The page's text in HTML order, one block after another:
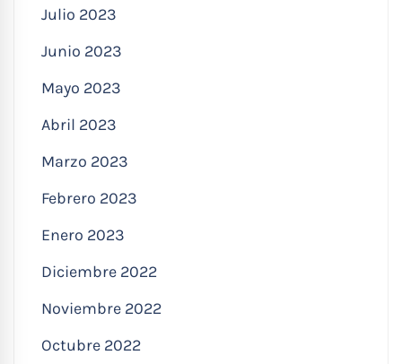
Julio 2023
Junio 2023
Mayo 2023
Abril 2023
Marzo 2023
Febrero 2023
Enero 2023
Diciembre 2022
Noviembre 2022
Octubre 2022